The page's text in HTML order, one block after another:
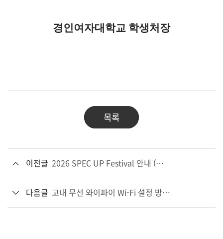
경인여자대학교 학생처장
목록
이전글 2026 SPEC UP Festival 안내 (입사지원용 사진 무료촬영)
다음글 교내 무선 와이파이 Wi-Fi 설정 방법 안내